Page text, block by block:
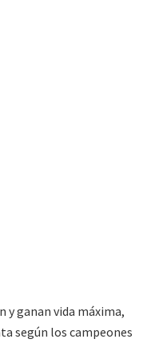
y ganan vida máxima,
según los campeones